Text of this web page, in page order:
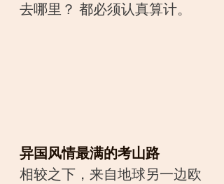
去哪里？ 都必须认真算计。
异国风情最满的考山路
相较之下，来自地球另一边欧